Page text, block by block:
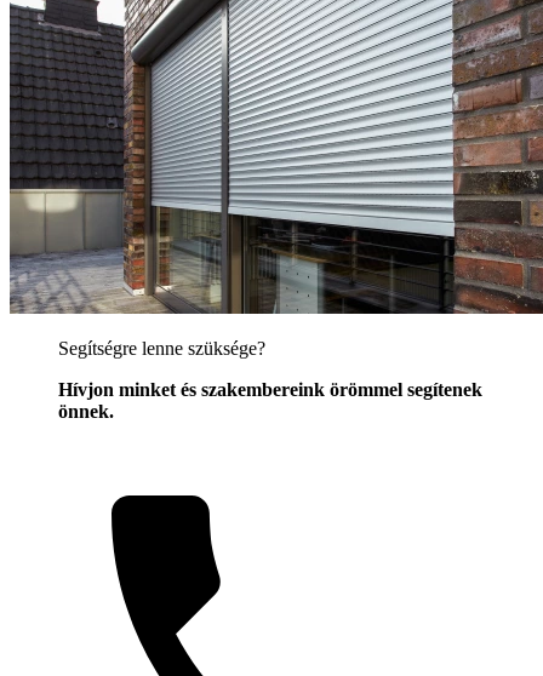
Segítségre lenne szüksége?
Hívjon minket és szakembereink örömmel segítenek
önnek.